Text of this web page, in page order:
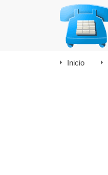
Inicio